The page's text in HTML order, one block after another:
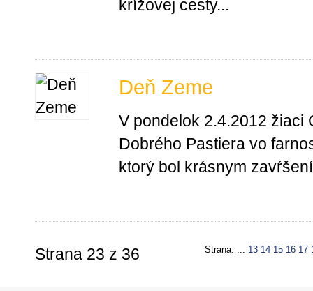
krížovej cesty...
Deň Zeme
V pondelok 2.4.2012 žiaci
Dobrého Pastiera vo
ktorý bol krásnym
Strana: ... 13 14 15 16 17
Strana 23 z 36